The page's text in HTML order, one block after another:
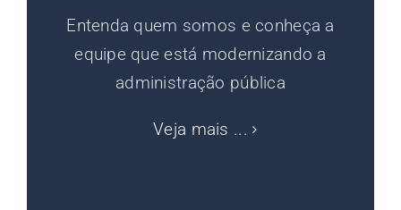
Entenda quem somos e conheça a
equipe que está modernizando a
administração pública
Veja mais ...